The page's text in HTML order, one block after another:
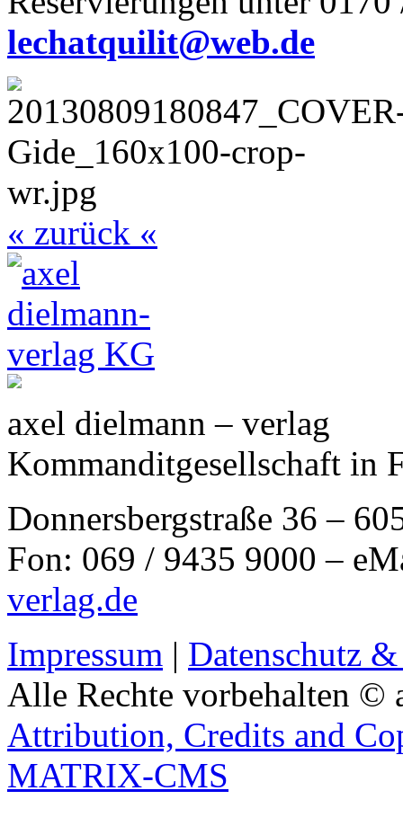
lechatquilit@web.de
« zurück «
axel dielmann – verlag
Kommanditgesellschaft in
Donnersbergstraße 36 –
Fon: 069 / 9435 9000 –
verlag.de
Impressum | Datenschutz
Alle Rechte vorbehalten ©
Attribution, Credits and
MATRIX-CMS